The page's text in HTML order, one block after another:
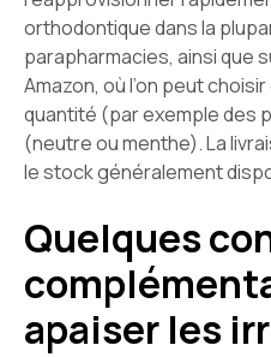
orthodontique dans la
parapharmacies, ainsi que
Amazon, où l’on peut
quantité (par exemple des
(neutre ou menthe). La
le stock généralement
Quelques
apaiser les